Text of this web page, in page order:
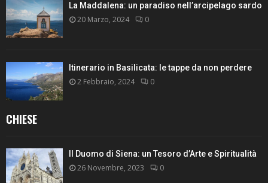
La Maddalena: un paradiso nell’arcipelago sardo
20 Marzo, 2024 0
Itinerario in Basilicata: le tappe da non perdere
2 Febbraio, 2024 0
CHIESE
Il Duomo di Siena: un Tesoro d’Arte e Spiritualità
26 Novembre, 2023 0